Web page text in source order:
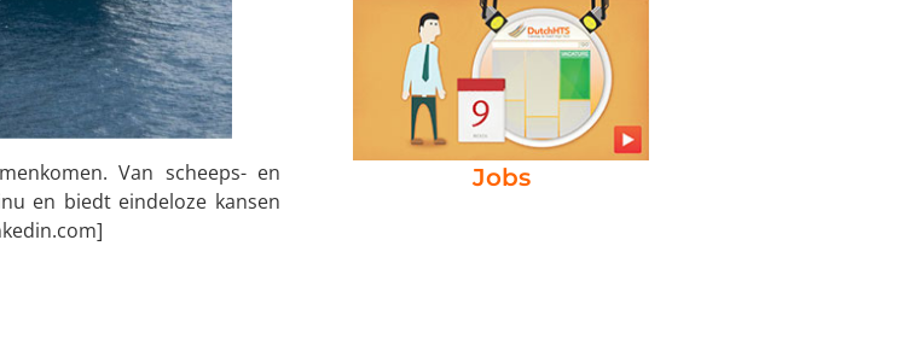
Van scheeps- en
en biedt eindeloze kansen
Jobs